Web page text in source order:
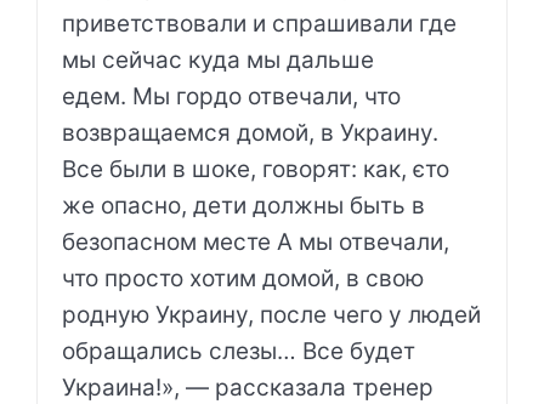
приветствовали и спрашивали где
мы сейчас куда мы дальше
едем. Мы гордо отвечали, что
возвращаемся домой, в Украину.
Все были в шоке, говорят: как, єто
же опасно, дети должны быть в
безопасном месте А мы отвечали,
что просто хотим домой, в свою
родную Украину, после чего у людей
обращались слезы… Все будет
Украина!», — рассказала тренер